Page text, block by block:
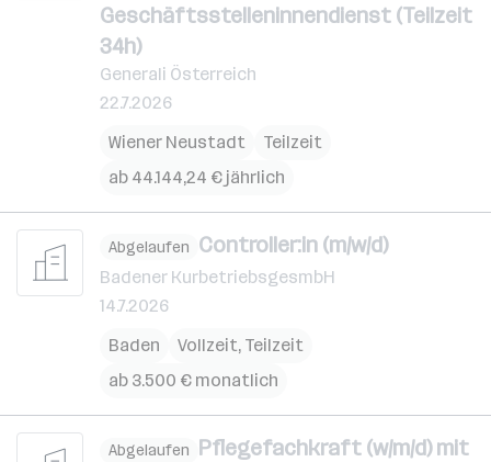
Geschäftsstelleninnendienst (Teilzeit
34h)
Generali Österreich
22.7.2026
Wiener Neustadt
Teilzeit
ab 44.144,24 € jährlich
Abgelaufen Controller:in (m/w/d)
Badener KurbetriebsgesmbH
14.7.2026
Baden
Vollzeit, Teilzeit
ab 3.500 € monatlich
Abgelaufen Pflegefachkraft (w/m/d) mit